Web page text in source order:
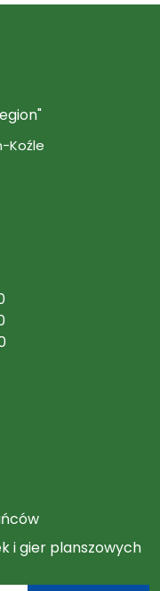
Koźle
i gier planszowych